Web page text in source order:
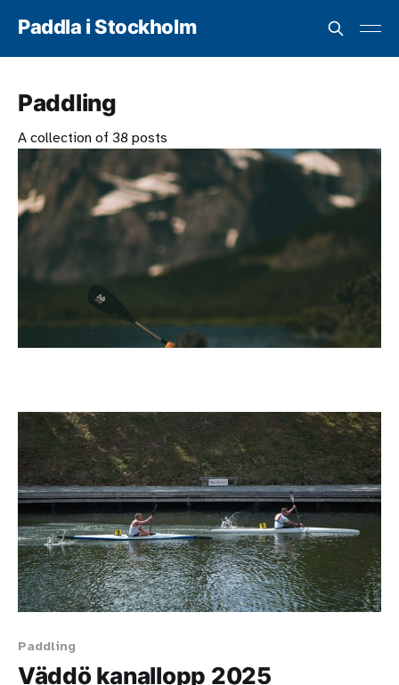
Paddla i Stockholm
Paddling
A collection of 38 posts
Paddling
Väddö kanallopp 2025